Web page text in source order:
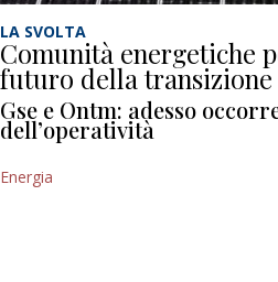
LA SVOLTA
Comunità energetiche
futuro della transizione
Gse e Ontm: adesso
dell’operatività
Energia